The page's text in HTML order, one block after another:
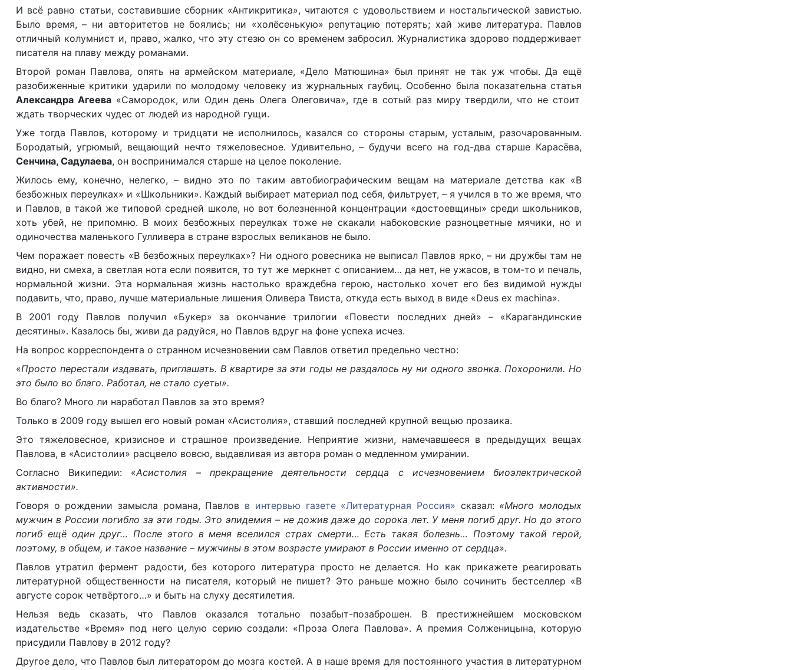
И всё равно статьи, составившие сборник «Антикритика», читаются с удовольствием и ностальгической завистью.
Было время, – ни авторитетов не боялись; ни «холёсенькую» репутацию потерять; хай живе литература. Павлов
отличный колумнист и, право, жалко, что эту стезю он со временем забросил. Журналистика здорово поддерживает
писателя на плаву между романами.
Второй роман Павлова, опять на армейском материале, «Дело Матюшина» был принят не так уж чтобы. Да ещё
разобиженные критики ударили по молодому человеку из журнальных гаубиц. Особенно была показательна статья
Александра Агеева«Самородок, или Один день Олега Олеговича», где в сотый раз миру твердили, что не стоит
ждать творческих чудес от людей из народной гущи.
Уже тогда Павлов, которому и тридцати не исполнилось, казался со стороны старым, усталым, разочарованным.
Бородатый, угрюмый, вещающий нечто тяжеловесное. Удивительно, – будучи всего на год-два старше Карасёва,
Сенчина, Садулаева, он воспринимался старше на целое поколение.
Жилось ему, конечно, нелегко, – видно это по таким автобиографическим вещам на материале детства как «В
безбожных переулках» и «Школьники». Каждый выбирает материал под себя, фильтрует, – я учился в то же время, что
и Павлов, в такой же типовой средней школе, но вот болезненной концентрации «достоевщины» среди школьников,
хоть убей, не припомню. В моих безбожных переулках тоже не скакали набоковские разноцветные мячики, но и
одиночества маленького Гулливера в стране взрослых великанов не было.
Чем поражает повесть «В безбожных переулках»? Ни одного ровесника не выписал Павлов ярко, – ни дружбы там не
видно, ни смеха, а светлая нота если появится, то тут же меркнет с описанием… да нет, не ужасов, в том-то и печаль,
нормальной жизни. Эта нормальная жизнь настолько враждебна герою, настолько хочет его без видимой нужды
подавить, что, право, лучше материальные лишения Оливера Твиста, откуда есть выход в виде «Deus ex machina».
В 2001 году Павлов получил «Букер» за окончание трилогии «Повести последних дней» – «Карагандинские
десятины». Казалось бы, живи да радуйся, но Павлов вдруг на фоне успеха исчез.
На вопрос корреспондента о странном исчезновении сам Павлов ответил предельно честно:
«Просто перестали издавать, приглашать. В квартире за эти годы не раздалось ну ни одного звонка. Похоронили. Но
это было во благо. Работал, не стало суеты».
Во благо? Много ли наработал Павлов за это время?
Только в 2009 году вышел его новый роман «Асистолия», ставший последней крупной вещью прозаика.
Это тяжеловесное, кризисное и страшное произведение. Неприятие жизни, намечавшееся в предыдущих вещах
Павлова, в «Асистолии» расцвело вовсю, выдавливая из автора роман о медленном умирании.
Согласно Википедии: «Асистолия – прекращение деятельности сердца с исчезновением биоэлектрической
активности».
Говоря о рождении замысла романа, Павлов в интервью газете «Литературная Россия» сказал: «Много молодых
мужчин в России погибло за эти годы. Это эпидемия – не дожив даже до сорока лет. У меня погиб друг. Но до этого
погиб ещё один друг… После этого в меня вселился страх смерти… Есть такая болезнь… Поэтому такой герой,
поэтому, в общем, и такое название – мужчины в этом возрасте умирают в России именно от сердца».
Павлов утратил фермент радости, без которого литература просто не делается. Но как прикажете реагировать
литературной общественности на писателя, который не пишет? Это раньше можно было сочинить бестселлер «В
августе сорок четвёртого…» и быть на слуху десятилетия.
Нельзя ведь сказать, что Павлов оказался тотально позабыт-позаброшен. В престижнейшем московском
издательстве «Время» под него целую серию создали: «Проза Олега Павлова». А премия Солженицына, которую
присудили Павлову в 2012 году?
Другое дело, что Павлов был литератором до мозга костей. А в наше время для постоянного участия в литературном